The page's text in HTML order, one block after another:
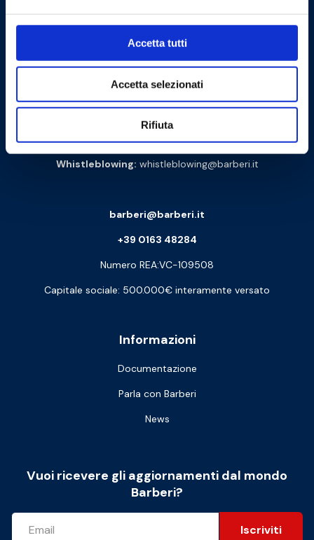
Accetta tutti
Accetta selezionati
Rifiuta
Cod. Fisc. e P. IVA: 00252070024
Sede logistica:Via Arturo Biella 15
PEC:amministrazione@barberipec.it
Whistleblowing: whistleblowing@barberi.it
Informazioni
Documentazione
Parla con Barberi
News
barberi@barberi.it
+39 0163 48284
Numero REA:VC-109508
Capitale sociale: 500.000€ interamente versato
Vuoi ricevere gli aggiornamenti dal mondo
Barberi?
Iscriviti